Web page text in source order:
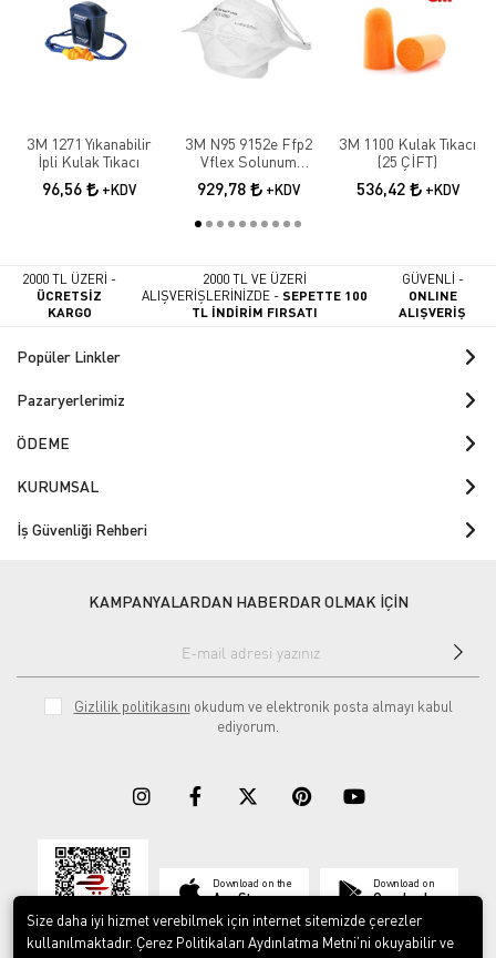
3M 1271 Yıkanabilir
İpli Kulak Tıkacı
96,56 +KDV
3M N95 9152e Ffp2
Vflex Solunum
Maskesi 10 Adet
929,78 +KDV
3M 1100 Kulak Tıkacı
(25 ÇİFT)
536,42 +KDV
2000 TL ÜZERİ -
ÜCRETSİZ
KARGO
2000 TL VE ÜZERİ
ALIŞVERİŞLERİNİZDE -SEPETTE 100
TL İNDİRİM FIRSATI
GÜVENLİ -
ONLINE
ALIŞVERİŞ
Popüler Linkler
Pazaryerlerimiz
ÖDEME
KURUMSAL
İş Güvenliği Rehberi
KAMPANYALARDAN HABERDAR OLMAK İÇİN
Gizlilik politikasını okudum ve elektronik posta almayı kabul
ediyorum.
Download on the
App Store
Download on
Google play
Size daha iyi hizmet verebilmek için internet sitemizde çerezler
kullanılmaktadır. Çerez Politikaları Aydınlatma Metni’ni okuyabilir ve